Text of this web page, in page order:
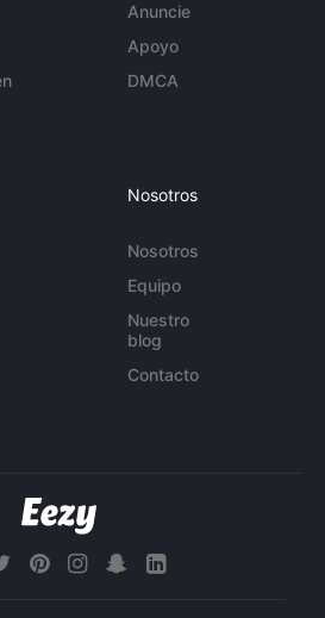
Anuncie
Apoyo
DMCA
Nosotros
Nosotros
Equipo
Nuestro
blog
Contacto